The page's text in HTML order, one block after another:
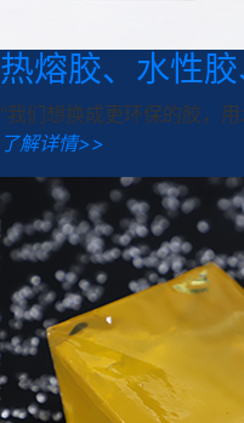
热熔胶、水性
"我们想换成更环保的胶，
了解详情>>